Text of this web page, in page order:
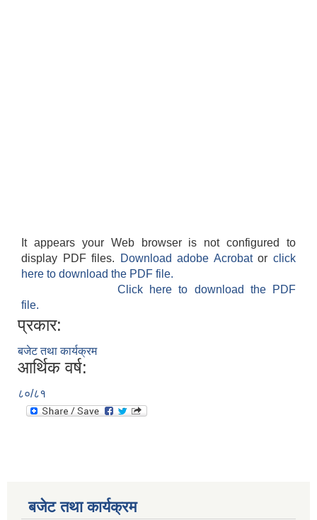
It appears your Web browser is not configured to
display PDF files.
Download adobe Acrobatorclick
here to download the PDF file.
Click here to download the PDF
file.
प्रकार:
बजेट तथा कार्यक्रम
आर्थिक वर्ष:
८०/८१
बजेट तथा कार्यक्रम